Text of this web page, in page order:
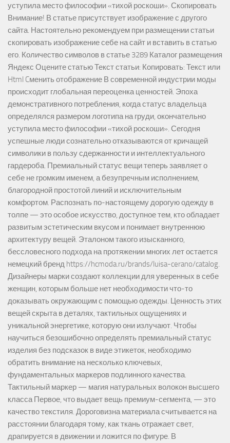
уступила место философии «тихой роскоши». Скопировать
Внимание! В статье присутствует изображение с другого
сайта. Настоятельно рекомендуем при размещении статьи
скопировать изображение себе на сайт и вставить в статью
его. Количество символов в статье 3289 Каталог размещения
Яндекс Оцените статью Текст статьи: Копировать: Текст или
Html Cменить отображение В современной индустрии моды
происходит глобальная переоценка ценностей. Эпоха
демонстративного потребления, когда статус владельца
определялся размером логотипа на груди, окончательно
уступила место философии «тихой роскоши». Сегодня
успешные люди сознательно отказываются от кричащей
символики в пользу сдержанности и интеллектуального
гардероба. Премиальный статус вещи теперь заявляет о
себе не громким именем, а безупречным исполнением,
благородной простотой линий и исключительным
комфортом. Распознать по-настоящему дорогую одежду в
толпе — это особое искусство, доступное тем, кто обладает
развитым эстетическим вкусом и понимает внутреннюю
архитектуру вещей. Эталоном такого изысканного,
бессловесного подхода на протяжении многих лет остается
немецкий бренд https://hcmoda.ru/brands/luisa-cerano/catalog.
Дизайнеры марки создают коллекции для уверенных в себе
женщин, которым больше нет необходимости что-то
доказывать окружающим с помощью одежды. Ценность этих
вещей скрыта в деталях, тактильных ощущениях и
уникальной энергетике, которую они излучают. Чтобы
научиться безошибочно определять премиальный статус
изделия без подсказок в виде этикеток, необходимо
обратить внимание на несколько ключевых,
фундаментальных маркеров подлинного качества.
Тактильный маркер — магия натуральных волокон высшего
класса Первое, что выдает вещь премиум-сегмента, — это
качество текстиля. Дороговизна материала считывается на
расстоянии благодаря тому, как ткань отражает свет,
драпируется в движении и ложится по фигуре. В